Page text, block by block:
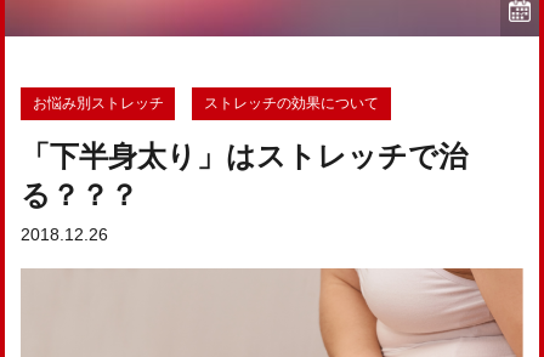
お悩み別ストレッチ ストレッチの効果について
「下半身太り」はストレッチで治
る？？？
2018.12.26